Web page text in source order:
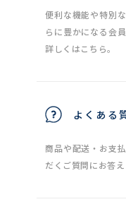
便利な機能や特別
らに豊かになる会
詳しくはこちら。
よくある
商品や配送・お支
だくご質問にお答え